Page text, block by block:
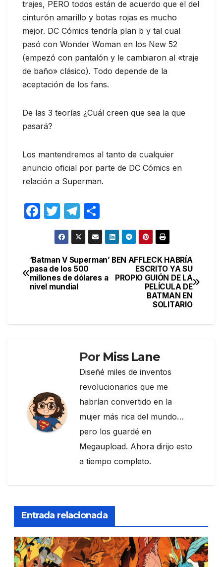
trajes, PERO todos están de acuerdo que el del
cinturón amarillo y botas rojas es mucho
mejor. DC Cómics tendría plan b y tal cual
pasó con Wonder Woman en los New 52
(empezó con pantalón y le cambiaron al «traje
de baño» clásico). Todo depende de la
aceptación de los fans.
De las 3 teorías ¿Cuál creen que sea la que
pasará?
Los mantendremos al tanto de cualquier
anuncio oficial por parte de DC Cómics en
relación a Superman.
F
e
b
o
T
w
itt
er
T
el
e
gr
a
o
m
p
ar
Navegación
de
BEN AFFLECK HABRÍA
ESCRITO YA SU
PROPIO GUIÓN DE LA
PELÍCULA DE
BATMAN EN
SOLITARIO
‘Batman V Superman’
pasa de los 500
millones de dólares a
nivel mundial
Por Miss Lane
Diseñé miles de inventos
revolucionarios que me
habrían convertido en la
mujer más rica del mundo…
pero los guardé en
Megaupload. Ahora dirijo esto
a tiempo completo.
Entrada relacionada